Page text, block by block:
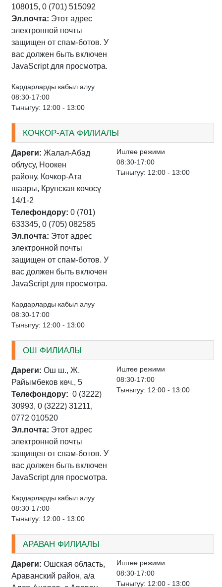
108015, 0 (701) 515092
Эл.почта: Этот адрес
электронной почты
защищен от спам-ботов. У
вас должен быть включен
JavaScript для просмотра.
Кардарларды кабыл алуу
08:30-17:00
Тыныгуу: 12:00 - 13:00
КОЧКОР-АТА ФИЛИАЛЫ
Дареги: Жалал-Абад
облусу, Ноокен
району, Кочкор-Ата
шаары, Крупская көчөсү
14/1-2
Телефондору: 0 (701)
633345, 0 (705) 082585
Эл.почта: Этот адрес
электронной почты
защищен от спам-ботов. У
вас должен быть включен
JavaScript для просмотра.
Иштѳѳ режими
08:30-17:00
Тыныгуу: 12:00 - 13:00
Кардарларды кабыл алуу
08:30-17:00
Тыныгуу: 12:00 - 13:00
ОШ ФИЛИАЛЫ
Дареги: Ош ш., Ж.
Райымбеков кѳч., 5
Телефондору: 0 (3222)
30993, 0 (3222) 31211,
0772 010520
Эл.почта: Этот адрес
электронной почты
защищен от спам-ботов. У
вас должен быть включен
JavaScript для просмотра.
Иштѳѳ режими
08:30-17:00
Тыныгуу: 12:00 - 13:00
Кардарларды кабыл алуу
08:30-17:00
Тыныгуу: 12:00 - 13:00
АРАВАН ФИЛИАЛЫ
Дареги: Ошская область,
Араванский район, а/а
Иштѳѳ режими
08:30-17:00
Тыныгуу: 12:00 - 13:00